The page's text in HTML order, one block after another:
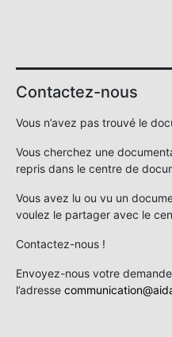
Contactez-nous
Vous n’avez pas trouvé le
Vous cherchez une
repris dans le centre de
Vous avez lu ou vu un
voulez le partager avec le
Contactez-nous !
Envoyez-nous votre
l’adresse